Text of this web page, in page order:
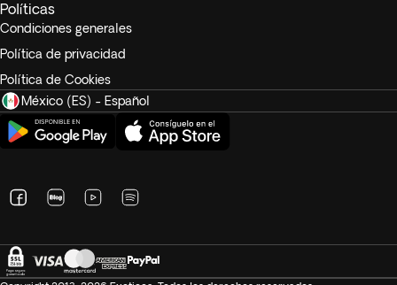
Políticas
Condiciones generales
Política de privacidad
Política de Cookies
México (ES) - Español